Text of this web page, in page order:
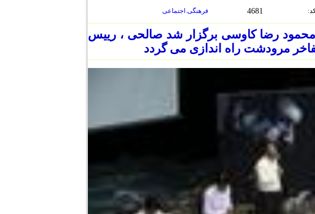
فرهنگی.اجتماعی 4681
رضا کاوسی برگزار شد صالحی ، رییس
مرودشت راه اندازی می گردد